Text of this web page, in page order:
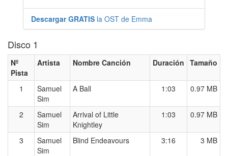
Descargar GRATIS la OST de Emma
Disco 1
Nº
Pista
Artista Nombre Canción Duración Tamaño
1
Samuel
Sim
A Ball 1:03 0.97 MB
2
Samuel
Sim
Arrival of Little
Knightley
1:03 0.97 MB
3
Samuel
Sim
Blind Endeavours 3:16 3 MB